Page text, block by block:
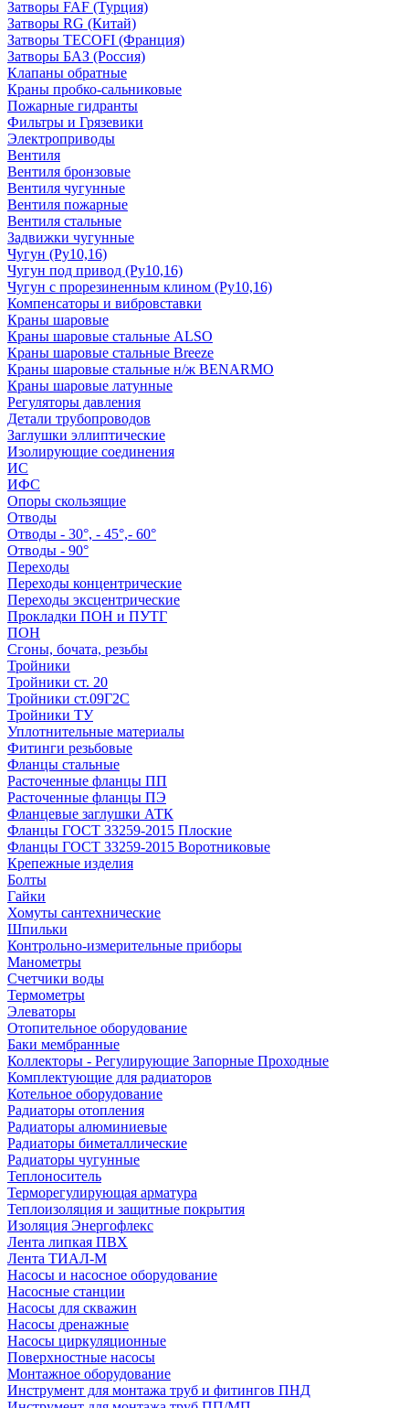
Затворы FAF (Турция)
Затворы RG (Китай)
Затворы TECOFI (Франция)
Затворы БАЗ (Россия)
Клапаны обратные
Краны пробко-сальниковые
Пожарные гидранты
Фильтры и Грязевики
Электроприводы
Вентиля
Вентиля бронзовые
Вентиля чугунные
Вентиля пожарные
Вентиля стальные
Задвижки чугунные
Чугун (Ру10,16)
Чугун под привод (Ру10,16)
Чугун с прорезиненным клином (Ру10,16)
Компенсаторы и вибровставки
Краны шаровые
Краны шаровые стальные ALSO
Краны шаровые стальные Breeze
Краны шаровые стальные н/ж BENARMO
Краны шаровые латунные
Регуляторы давления
Детали трубопроводов
Заглушки эллиптические
Изолирующие соединения
ИС
ИФС
Опоры скользящие
Отводы
Отводы - 30°, - 45°,- 60°
Отводы - 90°
Переходы
Переходы концентрические
Переходы эксцентрические
Прокладки ПОН и ПУТГ
ПОН
Сгоны, бочата, резьбы
Тройники
Тройники ст. 20
Тройники ст.09Г2С
Тройники ТУ
Уплотнительные материалы
Фитинги резьбовые
Фланцы стальные
Расточенные фланцы ПП
Расточенные фланцы ПЭ
Фланцевые заглушки АТК
Фланцы ГОСТ 33259-2015 Плоские
Фланцы ГОСТ 33259-2015 Воротниковые
Крепежные изделия
Болты
Гайки
Хомуты сантехнические
Шпильки
Контрольно-измерительные приборы
Манометры
Счетчики воды
Термометры
Элеваторы
Отопительное оборудование
Баки мембранные
Коллекторы - Регулирующие Запорные Проходные
Комплектующие для радиаторов
Котельное оборудование
Радиаторы отопления
Радиаторы алюминиевые
Радиаторы биметаллические
Радиаторы чугунные
Теплоноситель
Терморегулирующая арматура
Теплоизоляция и защитные покрытия
Изоляция Энергофлекс
Лента липкая ПВХ
Лента ТИАЛ-М
Насосы и насосное оборудование
Насосные станции
Насосы для скважин
Насосы дренажные
Насосы циркуляционные
Поверхностные насосы
Монтажное оборудование
Инструмент для монтажа труб и фитингов ПНД